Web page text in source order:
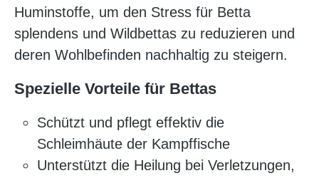
Huminstoffe, um den Stress für Betta
splendens und Wildbettas zu reduzieren und
deren Wohlbefinden nachhaltig zu steigern.
Spezielle Vorteile für Bettas
Schützt und pflegt effektiv die
Schleimhäute der Kampffische
Unterstützt die Heilung bei Verletzungen,